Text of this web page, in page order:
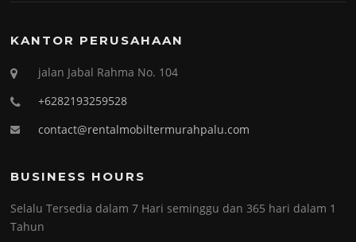
KANTOR PERUSAHAAN
jalan Jabal Rahma No. 104
+6282193259528
contact@rentalmobiltermurahpalu.com
BUSINESS HOURS
Selalu Tersedia dalam 7 Hari seminggu dan 365 hari dalam 1
Tahun